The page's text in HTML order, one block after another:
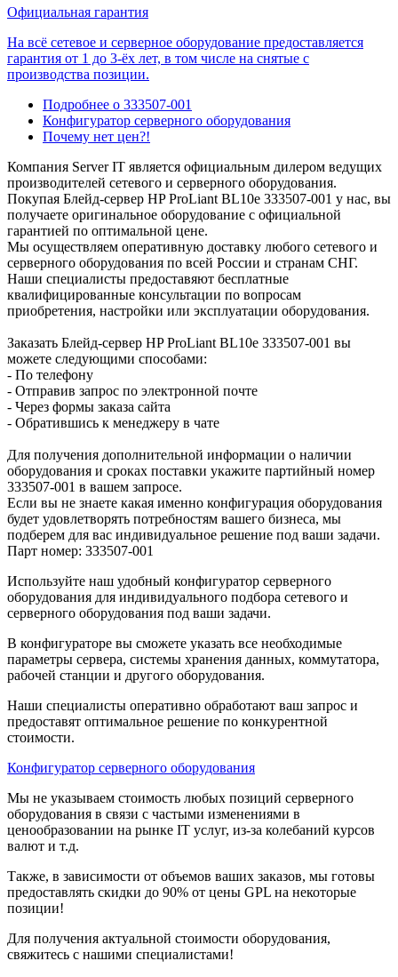
Официальная гарантия
На всё сетевое и серверное оборудование предоставляется
гарантия от 1 до 3-ёх лет, в том числе на снятые с
производства позиции.
Подробнее о 333507-001
Конфигуратор серверного оборудования
Почему нет цен?!
Компания Server IT является официальным дилером ведущих
производителей сетевого и серверного оборудования.
Покупая Блейд-сервер HP ProLiant BL10e 333507-001 у нас, вы
получаете оригинальное оборудование с официальной
гарантией по оптимальной цене.
Мы осуществляем оперативную доставку любого сетевого и
серверного оборудования по всей России и странам СНГ.
Наши специалисты предоставяют бесплатные
квалифицированные консультации по вопросам
приобретения, настройки или эксплуатации оборудования.
Заказать Блейд-сервер HP ProLiant BL10e 333507-001 вы
можете следующими способами:
- По телефону
- Отправив запрос по электронной почте
- Через формы заказа сайта
- Обратившись к менеджеру в чате
Для получения дополнительной информации о наличии
оборудования и сроках поставки укажите партийный номер
333507-001 в вашем запросе.
Если вы не знаете какая именно конфигурация оборудования
будет удовлетворять потребностям вашего бизнеса, мы
подберем для вас индивидуальное решение под ваши задачи.
Парт номер: 333507-001
Используйте наш удобный конфигуратор серверного
оборудования для индивидуального подбора сетевого и
серверного оборудования под ваши задачи.
В конфигураторе вы сможете указать все необходимые
параметры сервера, системы хранения данных, коммутатора,
рабочей станции и другого оборудования.
Наши специалисты оперативно обработают ваш запрос и
предоставят оптимальное решение по конкурентной
стоимости.
Конфигуратор серверного оборудования
Мы не указываем стоимость любых позиций серверного
оборудования в связи с частыми изменениями в
ценообразовании на рынке IT услуг, из-за колебаний курсов
валют и т.д.
Также, в зависимости от объемов ваших заказов, мы готовы
предоставлять скидки до 90% от цены GPL на некоторые
позиции!
Для получения актуальной стоимости оборудования,
свяжитесь с нашими специалистами!